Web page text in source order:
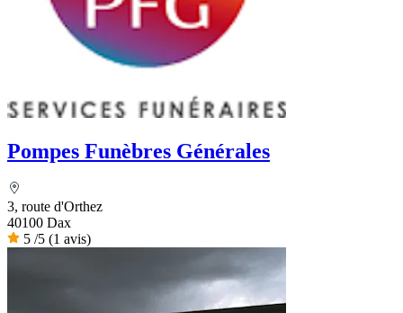
Pompes Funèbres Générales
3, route d'Orthez
40100 Dax
5 /5 (1 avis)